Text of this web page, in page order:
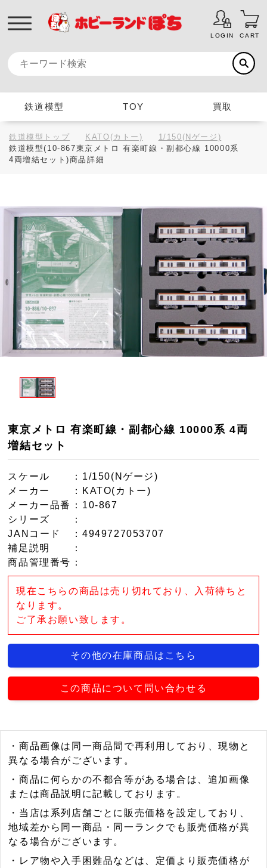
LOGIN CART
鉄道模型 TOY 買取
鉄道模型トップ KATO(カトー)
1/150(Nゲージ)
鉄道模型(10-867東京メトロ 有楽町線・副都心線 10000系
4両増結セット)商品詳細
東京メトロ 有楽町線・副都心線 10000系 4両
増結セット
スケール
：1/150(Nゲージ)
メーカー
：KATO(カトー)
メーカー品番
：10-867
シリーズ
：
JANコード
：4949727053707
補足説明
：
商品管理番号 ：
現在こちらの商品は売り切れており、入荷待ちと
なります。
ご了承お願い致します。
その他の在庫商品はこちら
この商品について問い合わせる
・商品画像は同一商品間で再利用しており、現物と
異なる場合がございます。
・商品に何らかの不都合等がある場合は、追加画像
または商品説明に記載しております。
・当店は系列店舗ごとに販売価格を設定しており、
地域差から同一商品・同一ランクでも販売価格が異
なる場合がございます。
・レア物や入手困難品などは、定価より販売価格が